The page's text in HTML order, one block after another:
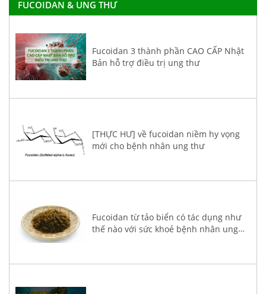
FUCOIDAN & UNG THƯ
Fucoidan 3 thành phần CAO CẤP Nhật
Bản hỗ trợ điều trị ung thư
[THỰC HƯ] về fucoidan niềm hy vọng
mới cho bệnh nhân ung thư
Fucoidan từ tảo biển có tác dụng như
thế nào với sức khoẻ bệnh nhân ung